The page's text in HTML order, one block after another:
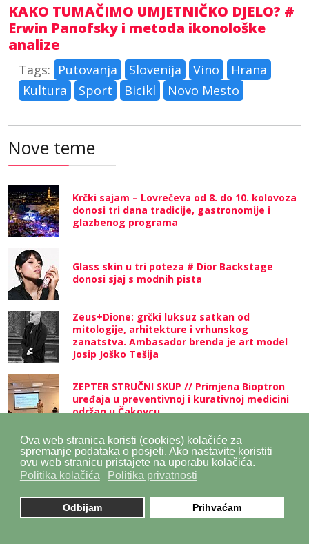
Ova web stranica koristi (cookies) kolačiće za
spremanje podataka o posjeti. Ako nastavite koristiti
ovu web stranicu pristajete na uporabu kolačića.
Politika kolačića
Politika privatnosti
Odbijam Prihvaćam
KAKO TUMAČIMO UMJETNIČKO DJELO? #
Erwin Panofsky i metoda ikonološke
analize
Tags: Putovanja Slovenija Vino
Hrana
Kultura
Sport Bicikl Novo Mesto
Nove teme
Krčki sajam – Lovrečeva od 8. do 10. kolovoza
donosi tri dana tradicije, gastronomije i
glazbenog programa
Glass skin u tri poteza # Dior Backstage
donosi sjaj s modnih pista
Zeus+Dione: grčki luksuz satkan od
mitologije, arhitekture i vrhunskog
zanatstva. Ambasador brenda je art model
Josip Joško Tešija
ZEPTER STRUČNI SKUP // Primjena Bioptron
uređaja u preventivnoj i kurativnoj medicini
održan u Čakovcu
Lana Puljić kroz novu kolekciju Lokomotiva
(W)heat istražuje vlastite korijene i pretvara
sjećanja na Slavoniju u suvremeni modni jezik